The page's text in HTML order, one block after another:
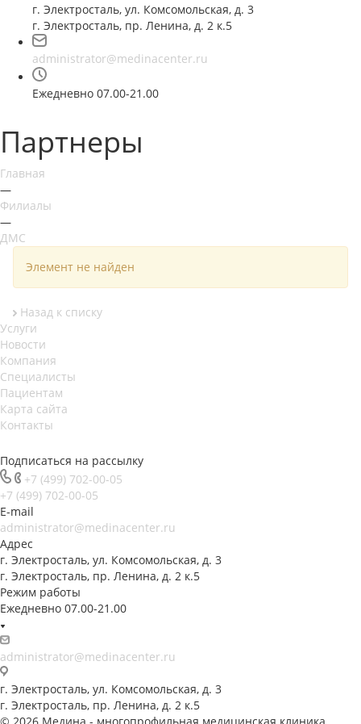
г. Электросталь, ул. Комсомольская, д. 3
г. Электросталь, пр. Ленина, д. 2 к.5
administrator@medinacenter.ru
Ежедневно 07.00-21.00
Партнеры
Главная
—
Филиалы
—
ДМС
Элемент не найден
Назад к списку
Услуги
Новости
Компания
Специалисты
Пациентам
Карта сайта
Контакты
Подписаться на рассылку
+7 (499) 702-00-05
+7 (499) 702-00-05
E-mail
administrator@medinacenter.ru
Адрес
г. Электросталь, ул. Комсомольская, д. 3
г. Электросталь, пр. Ленина, д. 2 к.5
Режим работы
Ежедневно 07.00-21.00
administrator@medinacenter.ru
г. Электросталь, ул. Комсомольская, д. 3
г. Электросталь, пр. Ленина, д. 2 к.5